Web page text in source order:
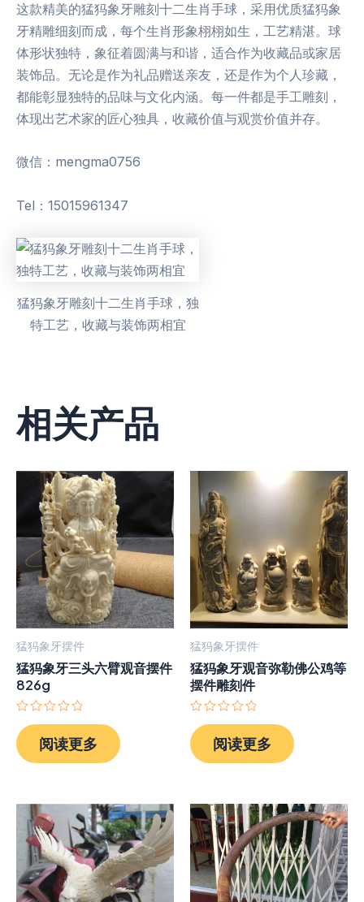
这款精美的猛犸象牙雕刻十二生肖手球，采用优质猛犸象
牙精雕细刻而成，每个生肖形象栩栩如生，工艺精湛。球
体形状独特，象征着圆满与和谐，适合作为收藏品或家居
装饰品。无论是作为礼品赠送亲友，还是作为个人珍藏，
都能彰显独特的品味与文化内涵。每一件都是手工雕刻，
体现出艺术家的匠心独具，收藏价值与观赏价值并存。
微信：mengma0756
Tel：15015961347
猛犸象牙雕刻十二生肖手球，独
特工艺，收藏与装饰两相宜
相关产品
猛犸象牙摆件
猛犸象牙三头六臂观音摆件
826g
评
分
0
&sol;
阅读更多
猛犸象牙摆件
猛犸象牙观音弥勒佛公鸡等
摆件雕刻件
评
分
0
&sol;
阅读更多